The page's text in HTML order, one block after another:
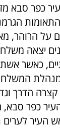
על הרוהר,
לפני 22 שנים
כאשר
מנהלת
קצרה הדרך
כפר סבא,
העיר